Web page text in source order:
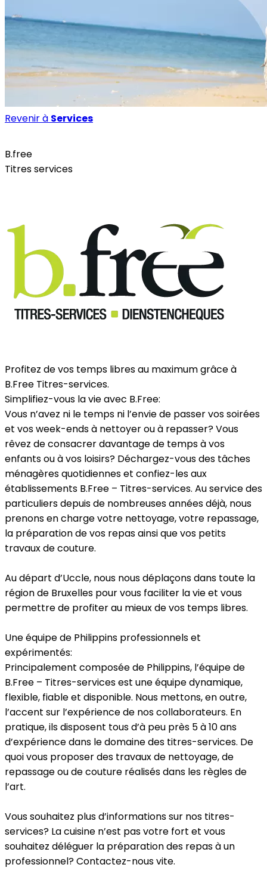
Revenir à Services
B.free
Titres services
Profitez de vos temps libres au maximum grâce à
B.Free Titres-services.
Simplifiez-vous la vie avec B.Free:
Vous n’avez ni le temps ni l’envie de passer vos soirées
et vos week-ends à nettoyer ou à repasser? Vous
rêvez de consacrer davantage de temps à vos
enfants ou à vos loisirs? Déchargez-vous des tâches
ménagères quotidiennes et confiez-les aux
établissements B.Free – Titres-services. Au service des
particuliers depuis de nombreuses années déjà, nous
prenons en charge votre nettoyage, votre repassage,
la préparation de vos repas ainsi que vos petits
travaux de couture.
Au départ d’Uccle, nous nous déplaçons dans toute la
région de Bruxelles pour vous faciliter la vie et vous
permettre de profiter au mieux de vos temps libres.
Une équipe de Philippins professionnels et
expérimentés:
Principalement composée de Philippins, l’équipe de
B.Free – Titres-services est une équipe dynamique,
flexible, fiable et disponible. Nous mettons, en outre,
l’accent sur l’expérience de nos collaborateurs. En
pratique, ils disposent tous d’à peu près 5 à 10 ans
d’expérience dans le domaine des titres-services. De
quoi vous proposer des travaux de nettoyage, de
repassage ou de couture réalisés dans les règles de
l’art.
Vous souhaitez plus d’informations sur nos titres-
services? La cuisine n’est pas votre fort et vous
souhaitez déléguer la préparation des repas à un
professionnel? Contactez-nous vite.